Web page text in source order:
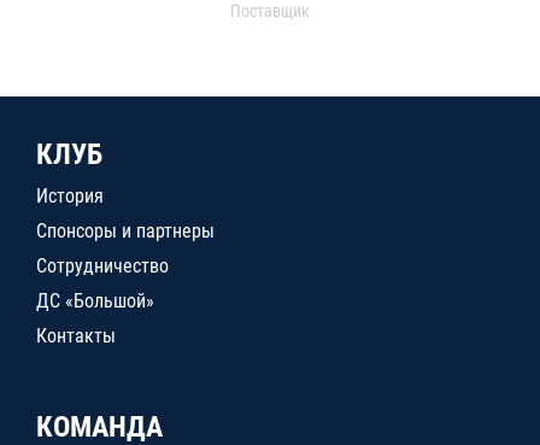
Поставщик
КЛУБ
История
Спонсоры и партнеры
Сотрудничество
ДС «Большой»
Контакты
КОМАНДА